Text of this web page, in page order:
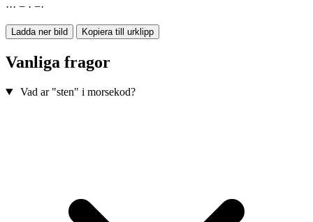
··· − · −·
Ladda ner bild Kopiera till urklipp
Vanliga fragor
Vad ar "sten" i morsekod?